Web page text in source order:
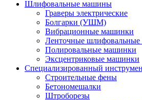
Шлифовальные машины
Граверы электрические
Болгарки (УШМ)
Вибрационные машинки
Ленточные
Полировальные машинки
Эксцентриковые машинки
Специализированный
Строительные фены
Бетономешалки
Штроборезы